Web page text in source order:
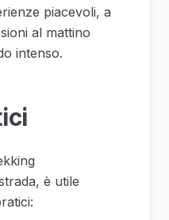
piacevoli, a
al mattino
intenso.
è utile